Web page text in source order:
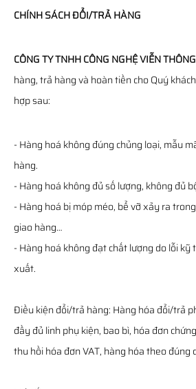
CHÍNH SÁCH ĐỔI/TRẢ HÀNG
CÔNG TY TNHH CÔNG NGHỆ VIỄN
hàng, trả hàng và hoàn tiền cho Quý
hợp sau:
- Hàng hoá không đúng chủng loại, mẫu
hàng.
- Hàng hoá không đủ số lượng, không đủ
- Hàng hoá bị móp méo, bể vỡ xảy ra
giao hàng…
- Hàng hoá không đạt chất lượng do lỗi kỹ
xuất.
Điều kiện đổi/trả hàng: Hàng hóa đổi/trả
đầy đủ linh phụ kiện, bao bì, hóa đơn
thu hồi hóa đơn VAT, hàng hóa theo đúng